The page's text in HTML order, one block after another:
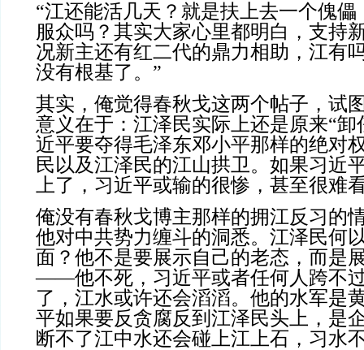
“江还能活几天？就是扶上去一个傀
服众吗？其实大家心里都明白，支持
况新主还有红二代的鼎力相助，江有
没有根基了。”
其实，俺觉得春秋戈这两个帖子，试
意义在于：江泽民实际上还是原来“卸
近平要夺得毛泽东邓小平那样的绝对
民以及江泽民的江山拱卫。如果习近
上了，习近平或输的很惨，甚至很难
俺没有春秋戈博主那样的拥江反习的
他对中共势力缠斗的洞悉。江泽民何
面？他不是要展示自己的老态，而是
——他不死，习近平或者任何人跨不
了，江水或许还会滔滔。他的水军是
平如果要反贪腐反到江泽民头上，是
断不了江中水还会碰上江上石，习水